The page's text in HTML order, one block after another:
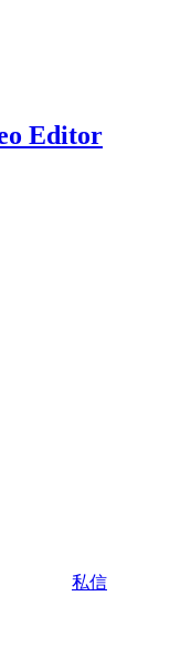
Editor
私信